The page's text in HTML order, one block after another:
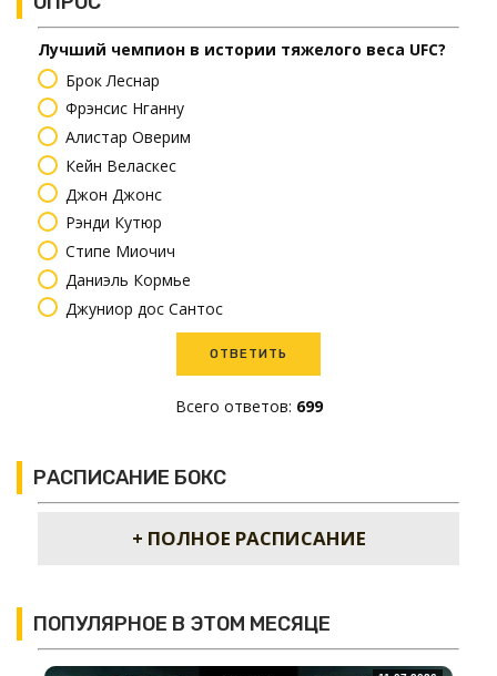
Лучший чемпион в истории тяжелого веса UFC?
Брок Леснар
Фрэнсис Нганну
Алистар Оверим
Кейн Веласкес
Джон Джонс
Рэнди Кутюр
Стипе Миочич
Даниэль Кормье
Джуниор дос Сантос
Всего ответов: 699
РАСПИСАНИЕ БОКС
+ ПОЛНОЕ РАСПИСАНИЕ
ПОПУЛЯРНОЕ В ЭТОМ МЕСЯЦЕ